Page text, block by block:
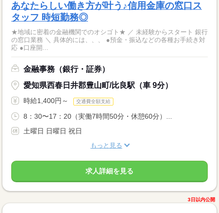
あなたらしい働き方が叶う♪信用金庫の窓口ス
タッフ 時短勤務◎
★地域に密着の金融機関でのオシゴト★ ／ 未経験からスタート 銀行
の窓口業務 ＼ 具体的には、、、 ●預金・振込などの各種お手続き対
応 ●口座開...
金融事務（銀行・証券）
愛知県西春日井郡豊山町/比良駅（車 9分）
時給1,400円～ 交通費全額支給
8：30〜17：20（実働7時間50分・休憩60分）...
土曜日 日曜日 祝日
もっと見る
求人詳細を見る
3日以内公開